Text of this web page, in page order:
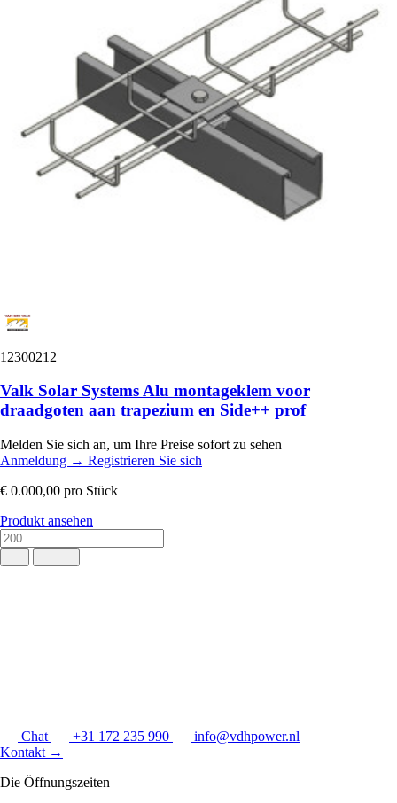
12300212
Valk Solar Systems Alu montageklem voor
draadgoten aan trapezium en Side++ prof
Melden Sie sich an, um Ihre Preise sofort zu sehen
Anmeldung → Registrieren Sie sich
€ 0.000,00 pro Stück
Produkt ansehen
Chat +31 172 235 990
info@vdhpower.nl
Kontakt →
Die Öffnungszeiten